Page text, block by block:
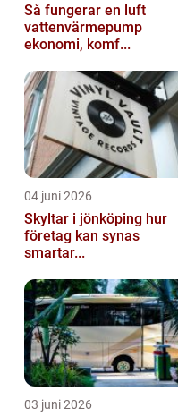
Så fungerar en luft
vattenvärmepump
ekonomi, komf...
04 juni 2026
Skyltar i jönköping hur
företag kan synas
smartar...
03 juni 2026